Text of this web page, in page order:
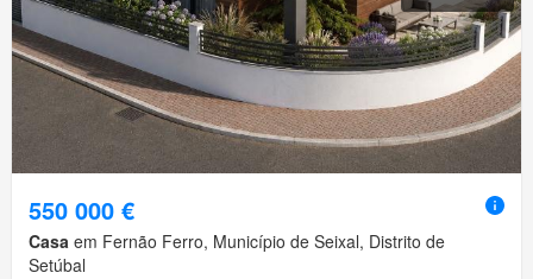
550 000 €
Casa em Fernão Ferro, Município de Seixal, Distrito de
Setúbal